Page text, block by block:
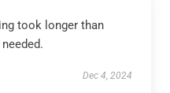
took longer than
Dec 4, 2024